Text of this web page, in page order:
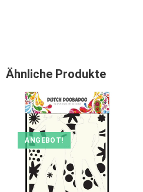
Ähnliche Produkte
ANGEBOT!